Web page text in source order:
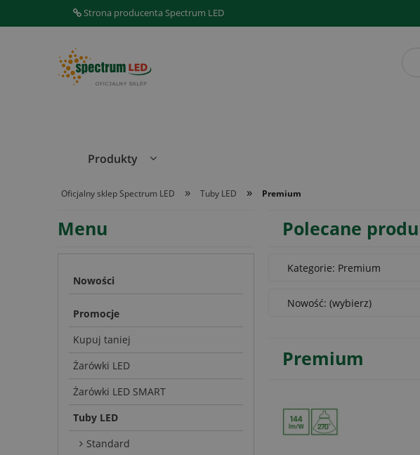
Strona producenta Spectrum LED
Produkty
Oficjalny sklep Spectrum LED » Tuby LED » Premium
Menu
Nowości
Promocje
Kupuj taniej
Żarówki LED
Żarówki LED SMART
Tuby LED
Standard
Polecane
Kategorie: Premium
Nowość: (wybierz)
Premium